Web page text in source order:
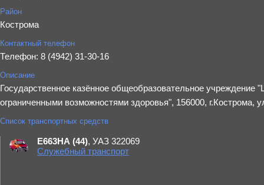
Район
Кострома
Контактный телефон
Телефон: 8 (4942) 31-30-16
Описание
Государственное казённое общеобразовательное
ограниченными возможностями здоровья", 156000, г.Кострома,
Список транспортных средств
Е663НА (44), УАЗ 322069
Служебный транспорт